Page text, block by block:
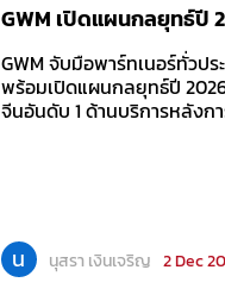
GWM เปิดแผนกลยุทธ์ปี
GWM จับมือพาร์ทเนอร์ทั่วป
พร้อมเปิดแผนกลยุทธ์ปี
จีนอันดับ 1 ด้านบริการหลังกา
น นุสรา เงินเจริญ 2 Dec